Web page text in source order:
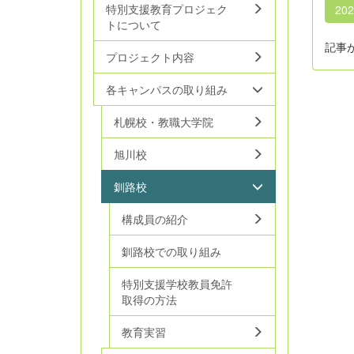
記事
特別支援教育プロジェク
トについて
プロジェクト内容
各キャンパスの取り組み
札幌校・教職大学院
旭川校
釧路校
構成員の紹介
釧路校での取り組み
特別支援学校教員免許
取得の方法
教育実習